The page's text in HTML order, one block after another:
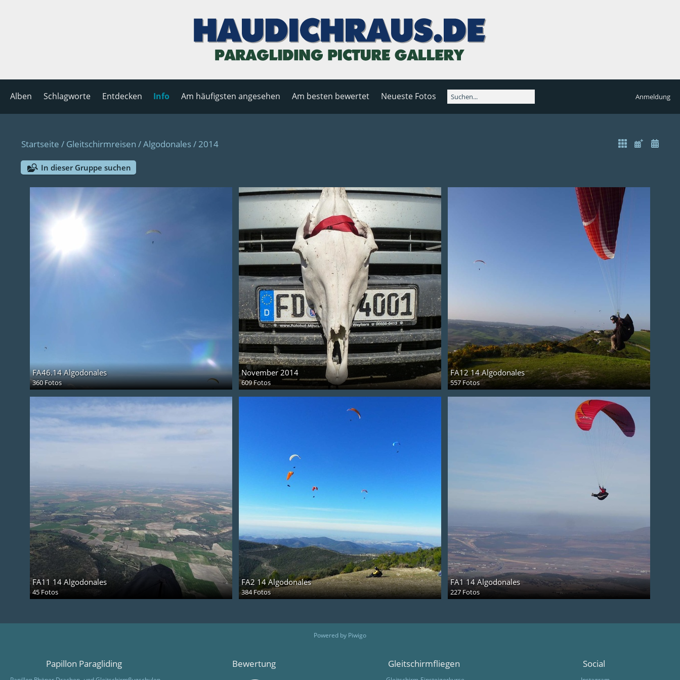
Alben Schlagworte Entdecken Info Am häufigsten angesehen Am besten bewertet Neueste Fotos Anmeldung
Startseite / Gleitschirmreisen /Algodonales/ 2014
In dieser Gruppe suchen
FA46.14 Algodonales
360 Fotos
November 2014
609 Fotos
FA12 14 Algodonales
557 Fotos
FA11 14 Algodonales
45 Fotos
FA2 14 Algodonales
384 Fotos
FA1 14 Algodonales
227 Fotos
Powered by Piwigo
Papillon Paragliding Bewertung Gleitschirmfliegen Social